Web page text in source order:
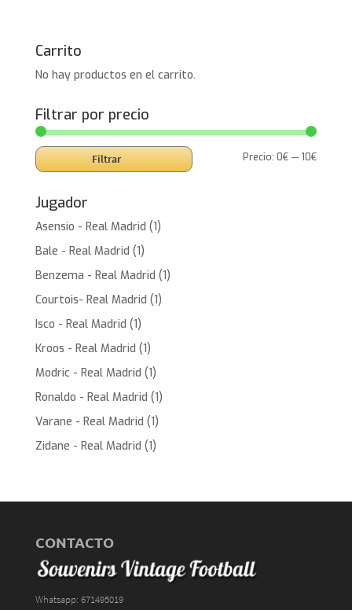
Carrito
No hay productos en el carrito.
Filtrar por precio
Precio
Precio
Filtrar Precio:0€ —10€
Jugador
Asensio - Real Madrid (1)
Bale - Real Madrid (1)
Benzema - Real Madrid (1)
Courtois- Real Madrid (1)
Isco - Real Madrid (1)
Kroos - Real Madrid (1)
Modric - Real Madrid (1)
Ronaldo - Real Madrid (1)
Varane - Real Madrid (1)
Zidane - Real Madrid (1)
CONTACTO
Whatsapp: 671495019